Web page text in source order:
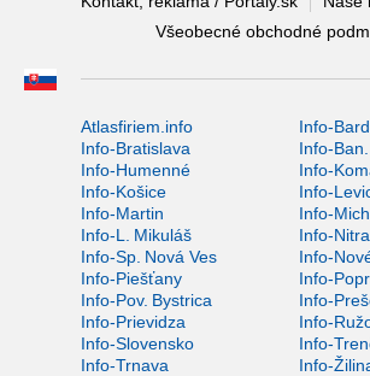
Všeobecné obchodné
Atlasfiriem.info
Info-
Info-Bratislava
Info-
Info-Humenné
Info-
Info-Košice
Info-
Info-Martin
Info-
Info-L. Mikuláš
Info-
Info-Sp. Nová Ves
Info-
Info-Piešťany
Info-
Info-Pov. Bystrica
Info-
Info-Prievidza
Info-
Info-Slovensko
Info-
Info-Trnava
Info-